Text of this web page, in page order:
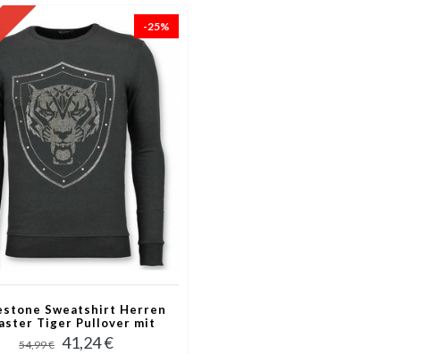
-25%
Sweatshirt Herren
Tiger Pullover mit
Druck - Schwarz
54,99 € 41,24 €